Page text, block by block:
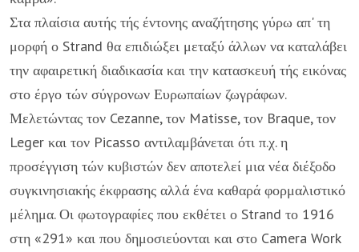
Στα πλαίσια αυτής τής έντονης αναζήτησης γύρω απ' τη
μορφή ο Strand θα επιδιώξει μεταξύ άλλων να καταλάβει
την αφαιρετική διαδικασία και την κατα­σκευή τής εικόνας
στο έργο τών σύγρονων Ευρωπαίων ζωγράφων.
Μελετώντας τον Cezanne, τον Matisse, τον Braque, τον
Leger και τον Picasso αντιλαμβάνε­ται ότι π.χ. η
προσέγγιση τών κυβιστών δεν αποτελεί μια νέα διέξοδο
συγκινη­σιακής έκφρασης αλλά ένα καθαρά φορμαλιστικό
μέλημα. Οι φωτογραφίες που εκθέτει ο Strand το 1916
στη «291» και που δημοσιεύονται και στο Camera Work